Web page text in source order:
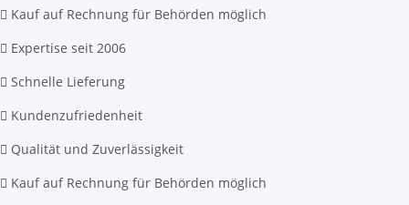
Kauf auf Rechnung für Behörden möglich
Expertise seit 2006
Schnelle Lieferung
Kundenzufriedenheit
Qualität und Zuverlässigkeit
Kauf auf Rechnung für Behörden möglich